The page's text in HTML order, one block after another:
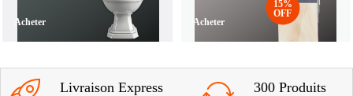
Acheter Acheter
15%
OFF
Livraison Express 300 Produits